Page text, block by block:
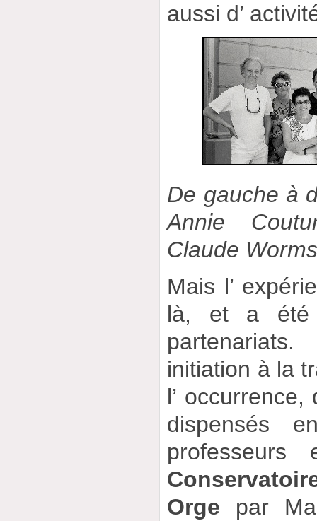
aussi d’
De gauche à
Annie
Claude
Mais l’
là, et a été
initiation à la
l’
dispensés
Orge par